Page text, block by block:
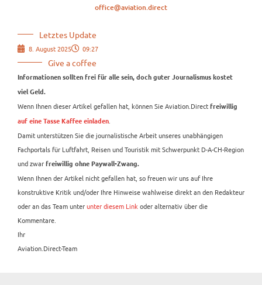
office@aviation.direct
Letztes Update
8. August 2025 09:27
Give a coffee
Informationen sollten frei für alle sein, doch guter Journalismus kostet
viel Geld.
Wenn Ihnen dieser Artikel gefallen hat, können Sie Aviation.Direct freiwillig
auf eine Tasse Kaffee einladen
Damit unterstützen Sie die journalistische Arbeit unseres unabhängigen
Fachportals für Luftfahrt, Reisen und Touristik mit Schwerpunkt D-A-CH-Region
und zwar freiwillig ohne Paywall-Zwang.
Wenn Ihnen der Artikel nicht gefallen hat, so freuen wir uns auf Ihre
konstruktive Kritik und/oder Ihre Hinweise wahlweise direkt an den Redakteur
oder an das Team unterunter diesem Link oder alternativ über die
Kommentare.
Ihr
Aviation.Direct-Team